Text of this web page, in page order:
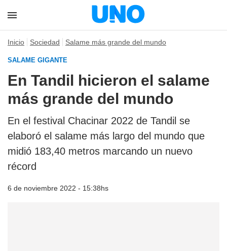
Inicio Sociedad Salame más grande del mundo
SALAME GIGANTE
En Tandil hicieron el salame
más grande del mundo
En el festival Chacinar 2022 de Tandil se
elaboró el salame más largo del mundo que
midió 183,40 metros marcando un nuevo
récord
6 de noviembre 2022 - 15:38hs